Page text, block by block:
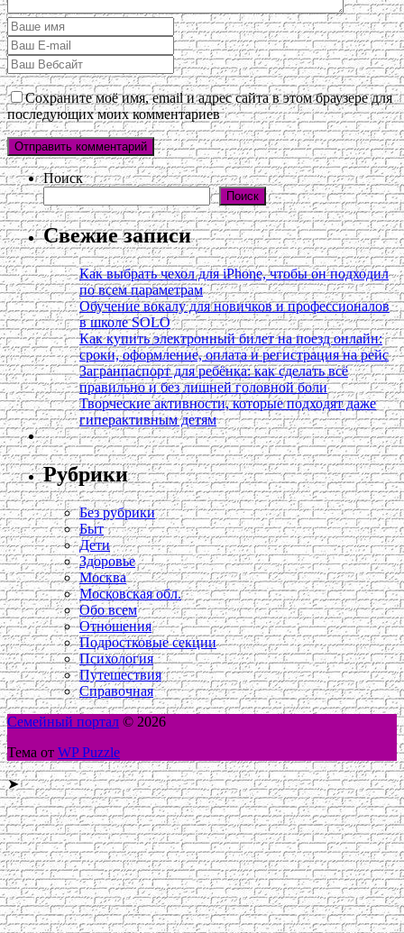
Сохраните моё имя, email и адрес сайта в этом браузере для
последующих моих комментариев
Поиск
Поиск
Свежие записи
Как выбрать чехол для iPhone, чтобы он подходил
по всем параметрам
Обучение вокалу для новичков и профессионалов
в школе SOLO
Как купить электронный билет на поезд онлайн:
сроки, оформление, оплата и регистрация на рейс
Загранпаспорт для ребёнка: как сделать всё
правильно и без лишней головной боли
Творческие активности, которые подходят даже
гиперактивным детям
Рубрики
Без рубрики
Быт
Дети
Здоровье
Москва
Московская обл.
Обо всем
Отношения
Подростковые секции
Психология
Путешествия
Справочная
Семейный портал © 2026
Тема от WP Puzzle
➤